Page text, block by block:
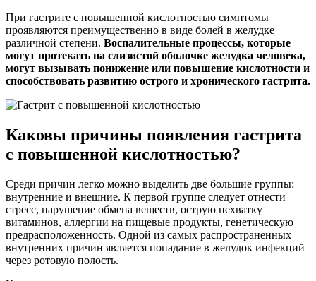
При гастрите с повышенной кислотностью симптомы
проявляются преимущественно в виде болей в желудке
различной степени. Воспалительные процессы, которые
могут протекать на слизистой оболочке желудка человека,
могут вызывать понижение или повышение кислотности и
способствовать развитию острого и хронического гастрита.
Каковы причины появления гастрита
с повышенной кислотностью?
Среди причин легко можно выделить две большие группы:
внутренние и внешние. К первой группе следует отнести
стресс, нарушение обмена веществ, острую нехватку
витаминов, аллергии на пищевые продукты, генетическую
предрасположенность. Одной из самых распространенных
внутренних причин является попадание в желудок инфекций
через ротовую полость.